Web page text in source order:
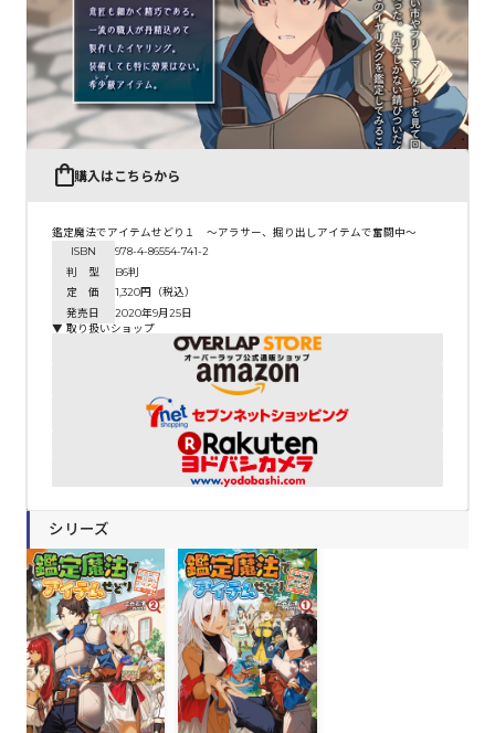
購入はこちらから
鑑定魔法でアイテムせどり１ ～アラサー、掘り出しアイテムで奮闘中～
ISBN
978-4-86554-741-2
判 型
B6判
定 価
1,320円（税込）
発売日
2020年9月25日
▼ 取り扱いショップ
シリーズ